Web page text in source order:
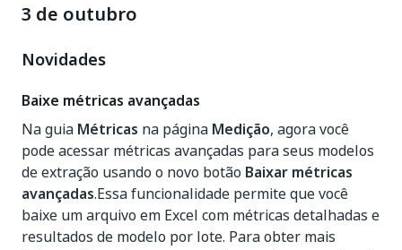
3 de outubro
Novidades
Baixe métricas avançadas
Na guia Métricas na página Medição, agora você
pode acessar métricas avançadas para seus modelos
de extração usando o novo botão Baixar métricas
avançadas.Essa funcionalidade permite que você
baixe um arquivo em Excel com métricas detalhadas e
resultados de modelo por lote. Para obter mais